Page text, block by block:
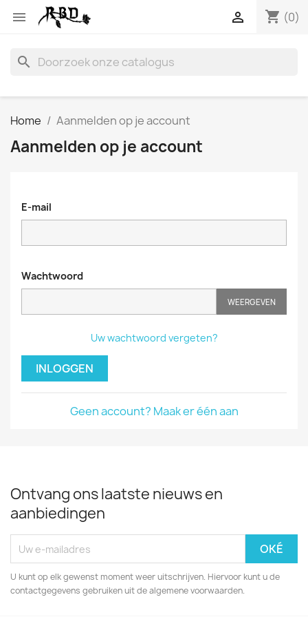
 shopping_cart (0)

search
Home Aanmelden op je account
Aanmelden op je account
E-mail
Wachtwoord
WEERGEVEN
Uw wachtwoord vergeten?
INLOGGEN
Geen account? Maak er één aan
Ontvang ons laatste nieuws en
aanbiedingen
U kunt op elk gewenst moment weer uitschrijven. Hiervoor kunt u de
contactgegevens gebruiken uit de algemene voorwaarden.